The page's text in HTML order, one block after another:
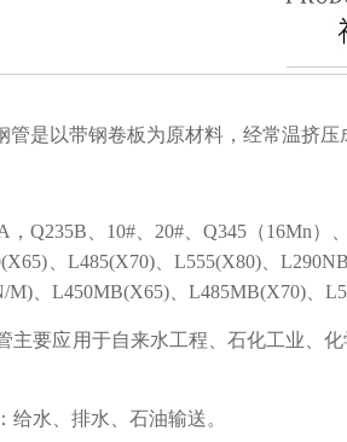
是以带钢卷板为原材料，经常温挤压
Q235B、10#、20#、Q345（16Mn）
、L485(X70)、L555(X80)、
M)、L450MB(X65)、L485MB(X70)、
主要应用于自来水工程、石化工业、
给水、排水、石油输送。